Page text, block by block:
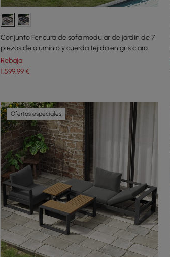
Conjunto Fencura de sofá modular de jardín de 7
piezas de aluminio y cuerda tejida en gris claro
Rebaja
1.599,99€
Ofertas especiales